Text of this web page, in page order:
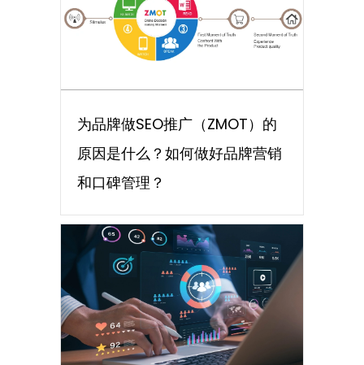
为品牌做SEO推广（ZMOT）的
原因是什么？如何做好品牌营销
和口碑管理？